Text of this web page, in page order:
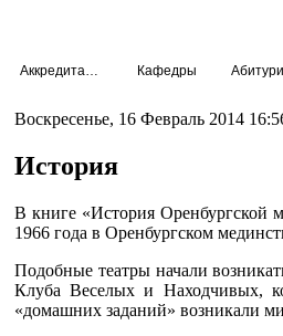
Кафедры
Воскресенье, 16 Февраль 2014
История
В книге «История Оренбургской
1966 года в Оренбургском
Подобные театры начали
Клуба Веселых и Находчивых,
«домашних заданий» возникали